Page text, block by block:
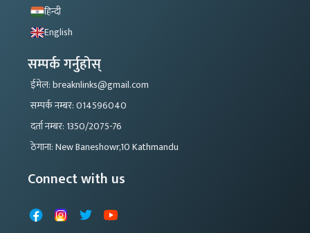
हिन्दी
English
सम्पर्क गर्नुहोस्
ईमेल: breaknlinks@gmail.com
सम्पर्क नम्बर: 014596040
दर्ता नम्बर: 1350/2075-76
ठेगाना: New Baneshowr,10 Kathmandu
Connect with us
FacebookInstagram
X YouTube